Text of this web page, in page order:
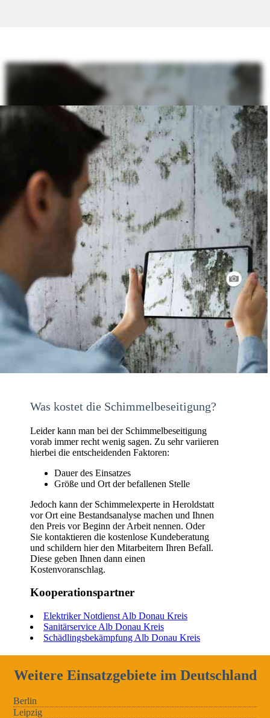
Was kostet die Schimmelbeseitigung?
Leider kann man bei der Schimmelbeseitigung
vorab immer recht wenig sagen. Zu sehr variieren
hierbei die entscheidenden Faktoren:
Dauer des Einsatzes
Größe und Ort der befallenen Stelle
Jedoch kann der Schimmelexperte in Heroldstatt
vor Ort eine Bestandsanalyse machen und Ihnen
den Preis vor Beginn der Arbeit nennen. Oder
Sie kontaktieren die kostenlose Kundeberatung
und schildern hier den Mitarbeitern Ihren Befall.
Diese geben Ihnen dann einen
Kostenvoranschlag.
Kooperationspartner
Elektriker Notdienst Alb Donau Kreis
Sanitärservice Alb Donau Kreis
Schädlingsbekämpfung Alb Donau Kreis
Weitere Einsatzgebiete im Deutschland
Berlin
Leipzig